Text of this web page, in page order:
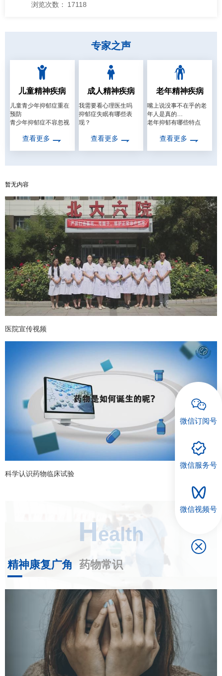
浏览次数： 17118
专家之声
儿童精神疾病
儿童青少年抑郁症重在
预防
青少年抑郁症不容忽视
查看更多
成人精神疾病
我需要看心理医生吗
抑郁症失眠有哪些表
现？
查看更多
老年精神疾病
嘴上说没事不在乎的老
年人是真的…
老年抑郁有哪些特点
查看更多
暂无内容
医院宣传视频
科学认识药物临床试验
Health
精神康复广角 药物常识
微信订阅号
微信服务号
微信视频号